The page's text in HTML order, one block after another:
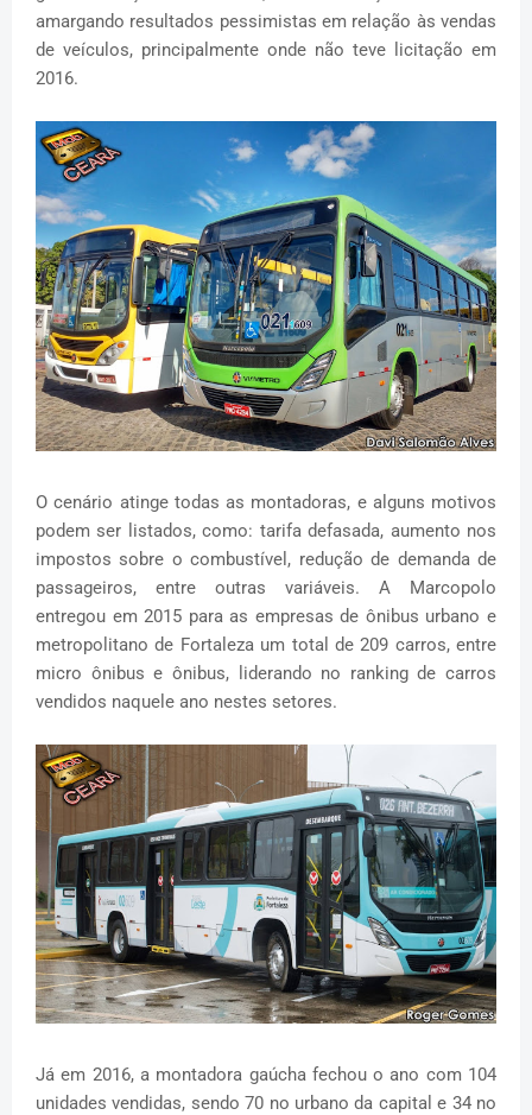
amargando resultados pessimistas em relação às vendas
de veículos, principalmente onde não teve licitação em
2016.
O cenário atinge todas as montadoras, e alguns motivos
podem ser listados, como: tarifa defasada, aumento nos
impostos sobre o combustível, redução de demanda de
passageiros, entre outras variáveis. A Marcopolo
entregou em 2015 para as empresas de ônibus urbano e
metropolitano de Fortaleza um total de 209 carros, entre
micro ônibus e ônibus, liderando no ranking de carros
vendidos naquele ano nestes setores.
Já em 2016, a montadora gaúcha fechou o ano com 104
unidades vendidas, sendo 70 no urbano da capital e 34 no